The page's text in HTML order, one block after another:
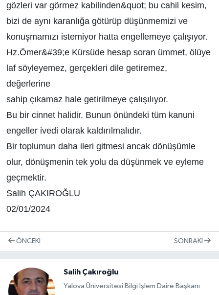
gözleri var görmez kabilinden&quot; bu cahil kesim,
bizi de aynı karanlığa götürüp düşünmemizi ve
konuşmamızı istemiyor hatta engellemeye çalışıyor.
Hz.Ömer&#39;e Kürsüde hesap soran ümmet, ölüye
laf söyleyemez, gerçekleri dile getiremez,
değerlerine
sahip çıkamaz hale getirilmeye çalışılıyor.
Bu bir cinnet halidir. Bunun önündeki tüm kanuni
engeller ivedi olarak kaldırılmalıdır.
Bir toplumun daha ileri gitmesi ancak dönüşümle
olur, dönüşmenin tek yolu da düşünmek ve eyleme
geçmektir.
Salih ÇAKIROĞLU
02/01/2024
ÖNCEKI SONRAKI
Salih Çakıroğlu
Yalova Üniversitesi Bilgi İşlem Daire Başkanı